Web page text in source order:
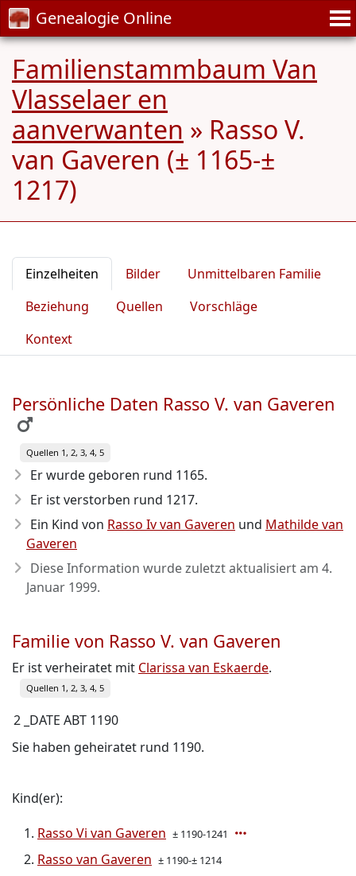
Genealogie Online
Familienstammbaum Van
Vlasselaer en
aanverwanten » Rasso V.
van Gaveren (± 1165-±
1217)
Einzelheiten Bilder
Unmittelbaren Familie
Beziehung
Quellen
Vorschläge
Kontext
Persönliche Daten Rasso V. van Gaveren
Quellen 1, 2, 3, 4, 5
Er wurde geboren rund 1165.
Er ist verstorben rund 1217.
Ein Kind von Rasso Iv van Gaveren und Mathilde van
Gaveren
Diese Information wurde zuletzt aktualisiert am 4.
Januar 1999.
Familie von Rasso V. van Gaveren
Er ist verheiratet mit Clarissa van Eskaerde.
Quellen 1, 2, 3, 4, 5
2 _DATE ABT 1190
Sie haben geheiratet rund 1190.
Kind(er):
Rasso Vi van Gaveren ± 1190-1241
Rasso van Gaveren ± 1190-± 1214